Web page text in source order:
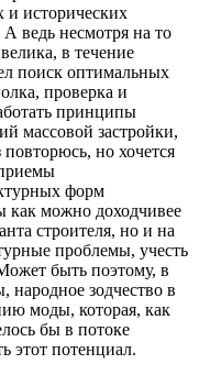
и исторических
ведь несмотря на то
в течение
поиск оптимальных
проверка и
принципы
массовой застройки,
но хочется
форм
как можно доходчивее
строителя, но и на
проблемы, учесть
быть поэтому, в
народное зодчество в
моды, которая, как
бы в потоке
этот потенциал.